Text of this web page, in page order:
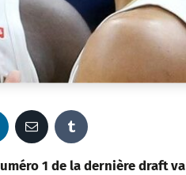
E
m
1 de la dernière draft va